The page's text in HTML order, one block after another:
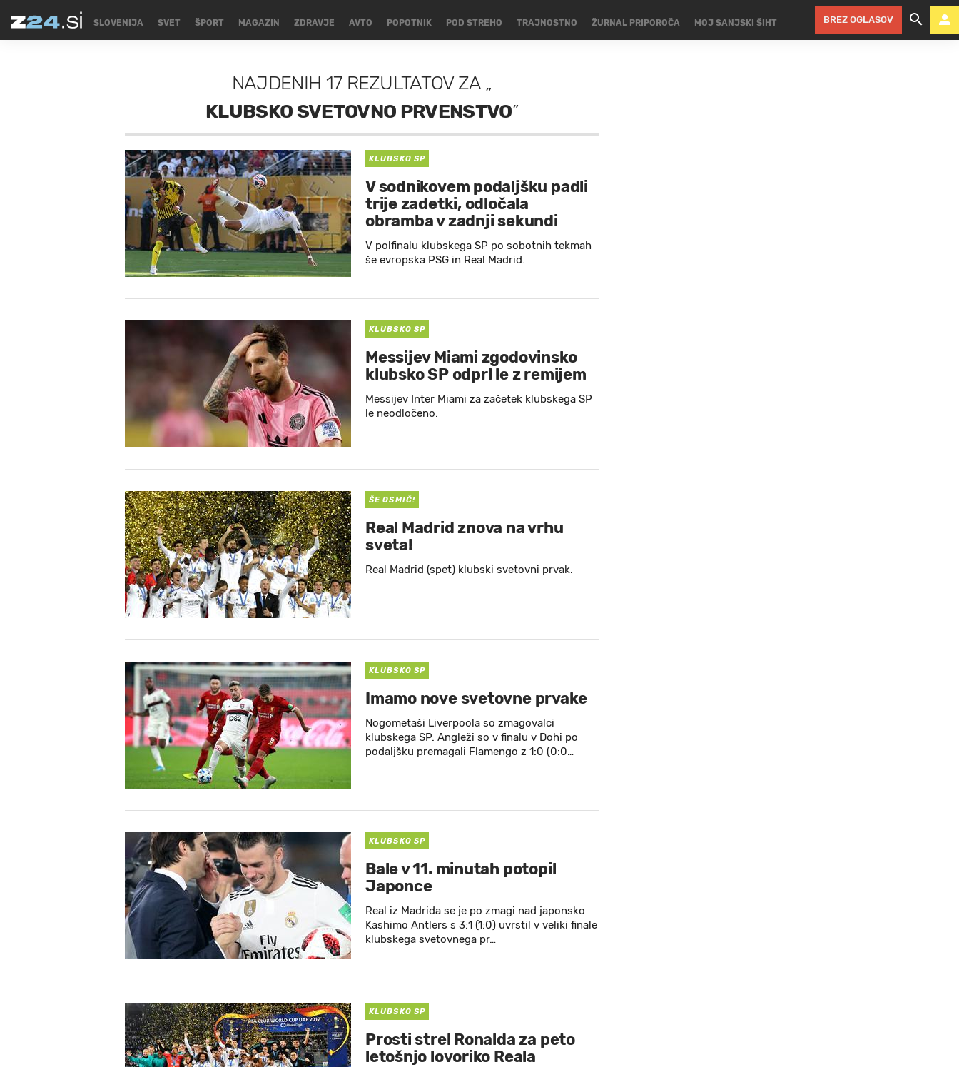
SLOVENIJA SVET ŠPORT MAGAZIN ZDRAVJE AVTO POPOTNIK POD STREHO TRAJNOSTNO ŽURNAL PRIPOROČA MOJ SANJSKI ŠIHT BREZ OGLASOV
NAJDENIH 17 REZULTATOVZA„
KLUBSKO SVETOVNO PRVENSTVO”
KLUBSKO SP
V sodnikovem podaljšku padli
trije zadetki, odločala
obramba v zadnji sekundi
V polfinalu klubskega SP po sobotnih tekmah
še evropska PSG in Real Madrid.
KLUBSKO SP
Messijev Miami zgodovinsko
klubsko SP odprl le z remijem
Messijev Inter Miami za začetek klubskega SP
le neodločeno.
ŠE OSMIČ!
Real Madrid znova na vrhu
sveta!
Real Madrid (spet) klubski svetovni prvak.
KLUBSKO SP
Imamo nove svetovne prvake
Nogometaši Liverpoola so zmagovalci
klubskega SP. Angleži so v finalu v Dohi po
podaljšku premagali Flamengo z 1:0 (0:0…
KLUBSKO SP
Bale v 11. minutah potopil
Japonce
Real iz Madrida se je po zmagi nad japonsko
Kashimo Antlers s 3:1 (1:0) uvrstil v veliki finale
klubskega svetovnega pr…
KLUBSKO SP
Prosti strel Ronalda za peto
letošnjo lovoriko Reala